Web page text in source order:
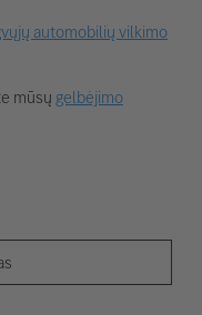
automobilių vilkimo
mūsųgelbėjimo